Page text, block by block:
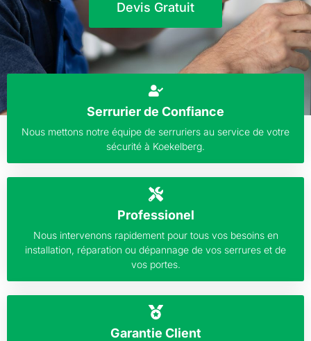
Devis Gratuit
Serrurier de Confiance
Nous mettons notre équipe de serruriers au service de votre
sécurité à Koekelberg.
Professionel
Nous intervenons rapidement pour tous vos besoins en
installation, réparation ou dépannage de vos serrures et de
vos portes.
Garantie Client